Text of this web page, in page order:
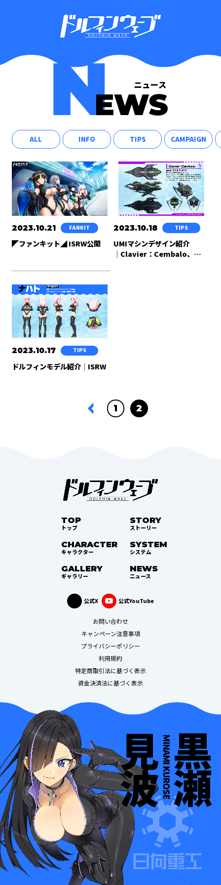
ALL INFO TIPS CAMPAIGN
2023.10.21 FANKIT
◤ファンキット◢ ISRW公開
2023.10.18 TIPS
UMIマシンデザイン紹介
│Clavier：Cembalo、
2023.10.17 TIPS
ドルフィンモデル紹介│ISRW
1 2
TOP
トップ
STORY
ストーリー
CHARACTER
キャラクター
SYSTEM
システム
GALLERY
ギャラリー
NEWS
ニュース
公式X 公式YouTube
お問い合わせ
キャンペーン注意事項
プライバシーポリシー
利用規約
特定商取引法に基づく表示
資金決済法に基づく表示